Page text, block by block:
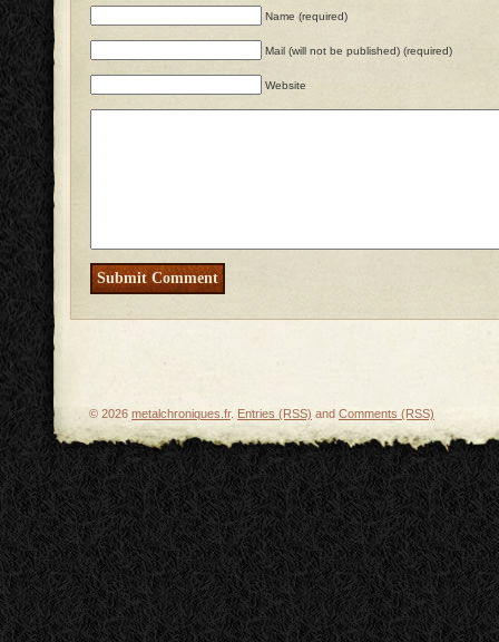
Name (required)
Mail (will not be published) (required)
Website
© 2026 metalchroniques.fr. Entries (RSS) and Comments (RSS)